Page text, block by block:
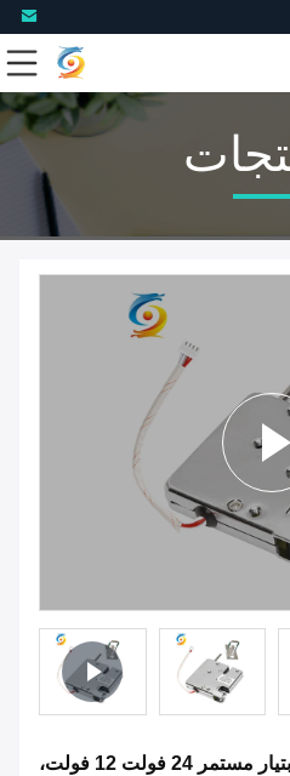
قفل خزانة أوتوماتيكي بتيار مستمر 24 فولت 12 فولت،